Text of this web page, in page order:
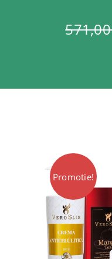
Promotie!